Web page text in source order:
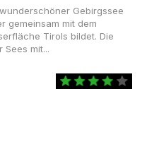
Gebirgssee
gemeinsam mit dem
Tirols bildet. Die
Sees mit...